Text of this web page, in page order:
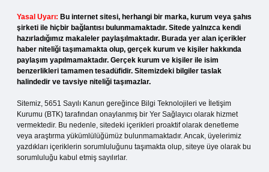
Yasal Uyarı: Bu internet sitesi, herhangi bir marka, kurum veya şahıs
şirketi ile hiçbir bağlantısı bulunmamaktadır. Sitede yalnızca kendi
hazırladığımız makaleler paylaşılmaktadır. Burada yer alan içerikler
haber niteliği taşımamakta olup, gerçek kurum ve kişiler hakkında
paylaşım yapılmamaktadır. Gerçek kurum ve kişiler ile isim
benzerlikleri tamamen tesadüfidir. Sitemizdeki bilgiler taslak
halindedir ve tavsiye niteliği taşımazlar.
Sitemiz, 5651 Sayılı Kanun gereğince Bilgi Teknolojileri ve İletişim
Kurumu (BTK) tarafından onaylanmış bir Yer Sağlayıcı olarak hizmet
vermektedir. Bu nedenle, sitedeki içerikleri proaktif olarak denetleme
veya araştırma yükümlülüğümüz bulunmamaktadır. Ancak, üyelerimiz
yazdıkları içeriklerin sorumluluğunu taşımakta olup, siteye üye olarak bu
sorumluluğu kabul etmiş sayılırlar.